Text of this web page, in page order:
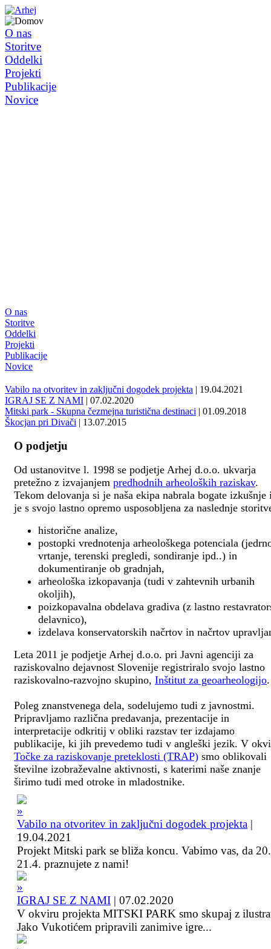
O nas
Storitve
Oddelki
Projekti
Publikacije
Novice
O nas
Storitve
Oddelki
Projekti
Publikacije
Novice
Vabilo na otvoritev in zaključni dogodek projekta | 19.04.2021
IGRAJ SE Z NAMI | 07.02.2020
Mitski park - Skupna čezmejna turistična destinaci | 01.09.2018
Škocjan pri Divači | 13.07.2015
O podjetju
Od ustanovitve l. 1998 se podjetje Arhej d.o.o. ukvarja
pretežno z izvajanjem predhodnih arheoloških raziskav.
Tekom delovanja si je naša ekipa nabrala bogate izkušnje
je s svojo lastno opremo usposobljena za naslednje
historične analize,
postopki vrednotenja arheološkega potenciala
vrtanje, terenski pregledi, sondiranje ipd..) in
dokumentiranje ob gradnjah,
arheološka izkopavanja (tudi v zahtevnih urbanih
okoljih),
poizkopavalna obdelava gradiva (z lastno
delavnico),
izdelava konservatorskih načrtov in načrtov
Leta 2011 je podjetje Arhej d.o.o. pri Javni agenciji za
raziskovalno dejavnost Slovenije registriralo svojo lastno
raziskovalno-razvojno skupino, Inštitut za geoarheologijo.
Poleg znanstvenega dela, sodelujemo tudi z javnostmi.
Pripravljamo različna predavanja, prezentacije in
interpretacije odkritij v obliki razstav ter izdajamo
publikacije, ki jih prevedemo tudi v angleški jezik. V
Točke za raziskovanje preteklosti (TRAP) smo oblikovali
številne izobraževalne aktivnosti, s katerimi naše znanje
širimo tudi med otroke in mladostnike.
Vabilo na otvoritev in zaključni dogodek projekta |
19.04.2021
Projekt Mitski park se bliža koncu. Vabimo vas, da
21.4. praznujete z nami!
IGRAJ SE Z NAMI | 07.02.2020
V okviru projekta MITSKI PARK smo skupaj z
Jako Vukotićem pripravili zanimive igre...